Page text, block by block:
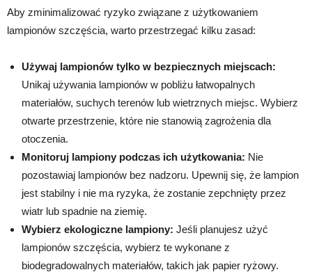
Aby zminimalizować ryzyko związane z użytkowaniem
lampionów szczęścia, warto przestrzegać kilku zasad:
Używaj lampionów tylko w bezpiecznych miejscach:
Unikaj używania lampionów w pobliżu łatwopalnych
materiałów, suchych terenów lub wietrznych miejsc. Wybierz
otwarte przestrzenie, które nie stanowią zagrożenia dla
otoczenia.
Monitoruj lampiony podczas ich użytkowania: Nie
pozostawiaj lampionów bez nadzoru. Upewnij się, że lampion
jest stabilny i nie ma ryzyka, że zostanie zepchnięty przez
wiatr lub spadnie na ziemię.
Wybierz ekologiczne lampiony: Jeśli planujesz użyć
lampionów szczęścia, wybierz te wykonane z
biodegradowalnych materiałów, takich jak papier ryżowy.